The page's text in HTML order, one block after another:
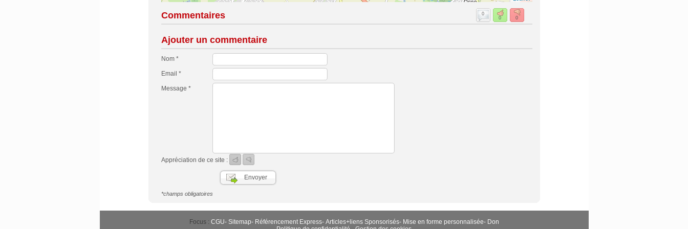
Commentaires
0
0
0
Ajouter un commentaire
Nom *
Email *
Message *
Appréciation de ce site :
*champs obligatoires
Focus : CGU- Sitemap- Référencement Express- Articles+liens Sponsorisés- Mise en forme personnalisée- Don